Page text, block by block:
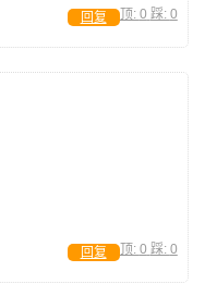
顶: 0 踩: 0
回复
顶: 0 踩: 0
回复